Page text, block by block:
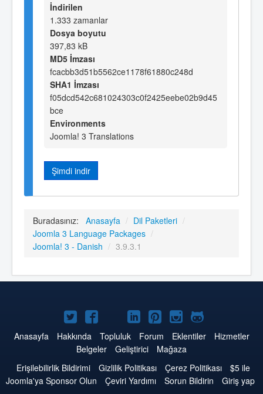
İndirilen
1.333 zamanlar
Dosya boyutu
397,83 kB
MD5 İmzası
fcacbb3d51b5562ce1178f61880c248d
SHA1 İmzası
f05dcd542c681024303c0f2425eebe02b9d45
bce
Environments
Joomla! 3 Translations
Şimdi indir
Buradasınız: Anasayfa / Dil Paketleri /
Joomla 3 Language Packages /
Joomla! 3 - Danish / 3.9.3.1
Twitter'da
Joomla
Facebook'da
Joomla
YouTube'da
Joomla
LinkedIn'de
Joomla
Pinterest'de
Joomla
Instagram'da
Joomla
GitHub'da
Joomla
Anasayfa Hakkında Topluluk Forum Eklentiler
Hizmetler
Belgeler
Geliştirici
Mağaza
Erişilebilirlik Bildirimi
Gizlilik Politikası Çerez Politikası
$5 ile
Joomla'ya Sponsor Olun
Çeviri Yardımı Sorun Bildirin
Giriş yap